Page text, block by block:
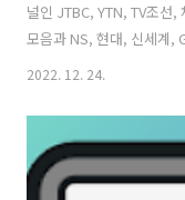
널인 JTBC, YTN, TV조선
모음과 NS, 현대, 신세계,
실 수 있습니다. 또, 기타
링크를 제공하고 있습니
청 외에도 방송 편성표와
보기의 특성에 맞는 서비
2022. 12. 24.